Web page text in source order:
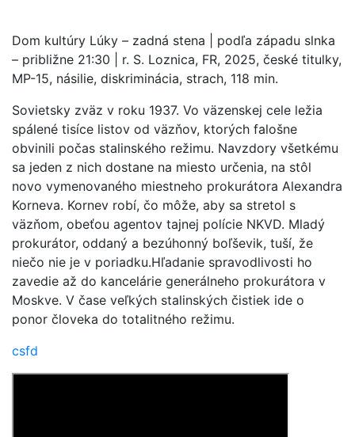
Dom kultúry Lúky – zadná stena | podľa západu slnka
– približne 21:30 | r. S. Loznica, FR, 2025, české titulky,
MP-15, násilie, diskriminácia, strach, 118 min.
Sovietsky zväz v roku 1937. Vo väzenskej cele ležia
spálené tisíce listov od väzňov, ktorých falošne
obvinili počas stalinského režimu. Navzdory všetkému
sa jeden z nich dostane na miesto určenia, na stôl
novo vymenovaného miestneho prokurátora Alexandra
Korneva. Kornev robí, čo môže, aby sa stretol s
väzňom, obeťou agentov tajnej polície NKVD. Mladý
prokurátor, oddaný a bezúhonný boľševik, tuší, že
niečo nie je v poriadku.Hľadanie spravodlivosti ho
zavedie až do kancelárie generálneho prokurátora v
Moskve. V čase veľkých stalinských čistiek ide o
ponor človeka do totalitného režimu.
csfd